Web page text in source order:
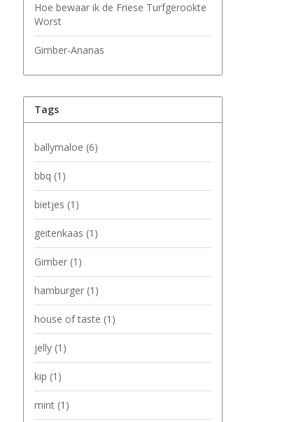
Hoe bewaar ik de Friese Turfgerookte
Worst
Gimber-Ananas
Tags
ballymaloe (6)
bbq (1)
bietjes (1)
geitenkaas (1)
Gimber (1)
hamburger (1)
house of taste (1)
jelly (1)
kip (1)
mint (1)